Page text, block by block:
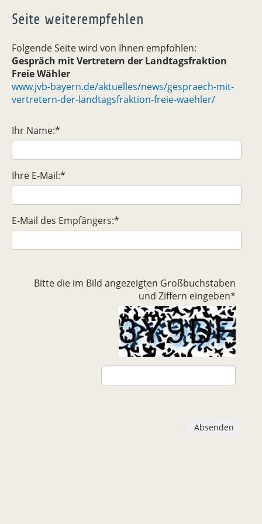
Seite weiterempfehlen
Folgende Seite wird von Ihnen empfohlen:
Gespräch mit Vertretern der Landtagsfraktion
Freie Wähler
www.jvb-bayern.de/aktuelles/news/gespraech-mit-
vertretern-der-landtagsfraktion-freie-waehler/
Ihr Name:*
Ihre E-Mail:*
E-Mail des Empfängers:*
Bitte die im Bild angezeigten Großbuchstaben
und Ziffern eingeben*
Absenden